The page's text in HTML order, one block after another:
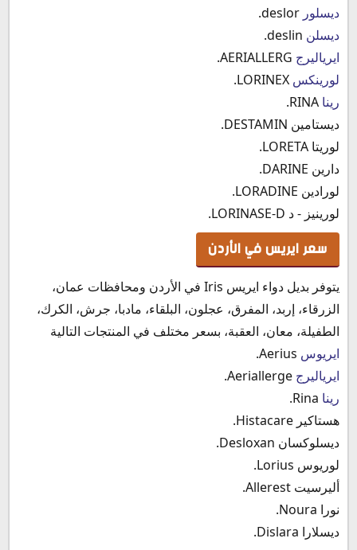
ديسلور
ديسلن
ايرياليرج
لورينكس
رينا
ديستامين DESTAMIN.
لوريتا LORETA.
دارين DARINE.
لورادين LORADINE.
لورينيز - د LORINASE-D.
سعر ايريس في الأردن
يتوفر بديل دواء ايريس Iris في الأردن ومحافظات عمان،
الزرقاء، إربد، المفرق، عجلون، البلقاء، مادبا، جرش، الكرك،
الطفيلة، معان، العقبة، بسعر مختلف في المنتجات التالية
ايريوس
ايرياليرج
رينا
هستاكير Histacare.
ديسلوكسان Desloxan.
لوريوس Lorius.
أليرسيت Allerest.
نورا Noura.
ديسلارا Dislara.